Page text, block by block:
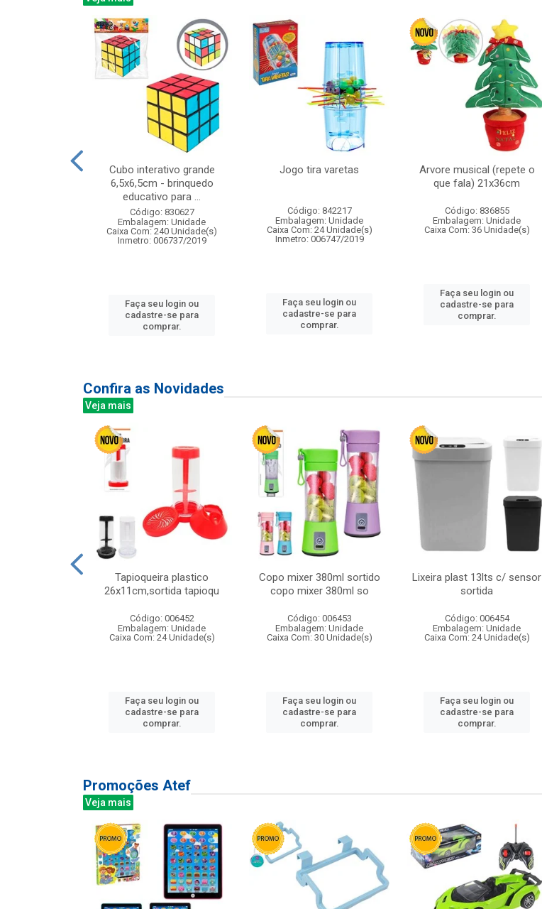
Cubo interativo grande
6,5x6,5cm - brinquedo
educativo para ...
Código: 830627
Embalagem: Unidade
Caixa Com: 240 Unidade(s)
Inmetro: 006737/2019
Faça seu login ou
cadastre-se para
comprar.
Jogo tira varetas
Código: 842217
Embalagem: Unidade
Caixa Com: 24 Unidade(s)
Inmetro: 006747/2019
Faça seu login ou
cadastre-se para
comprar.
Arvore musical (repete o
que fala) 21x36cm
Código: 836855
Embalagem: Unidade
Caixa Com: 36 Unidade(s)
Faça seu login ou
cadastre-se para
comprar.
Confira as Novidades
Veja mais
Tapioqueira plastico
26x11cm,sortida tapioqu
Código: 006452
Embalagem: Unidade
Caixa Com: 24 Unidade(s)
Faça seu login ou
cadastre-se para
comprar.
Copo mixer 380ml sortido
copo mixer 380ml so
Código: 006453
Embalagem: Unidade
Caixa Com: 30 Unidade(s)
Faça seu login ou
cadastre-se para
comprar.
Lixeira plast 13lts c/ sensor
sortida
Código: 006454
Embalagem: Unidade
Caixa Com: 24 Unidade(s)
Faça seu login ou
cadastre-se para
comprar.
Promoções Atef
Veja mais